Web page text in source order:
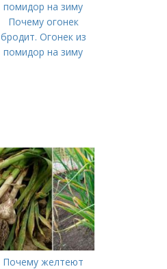
Почему огонек
бродит. Огонек из
помидор на зиму
Почему желтеют